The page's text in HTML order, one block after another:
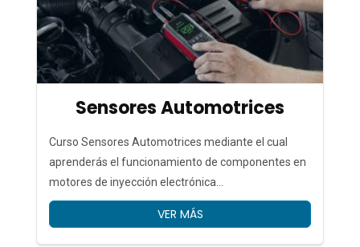
Sensores Automotrices
Curso Sensores Automotrices mediante el cual
aprenderás el funcionamiento de componentes en
motores de inyección electrónica...
VER MÁS